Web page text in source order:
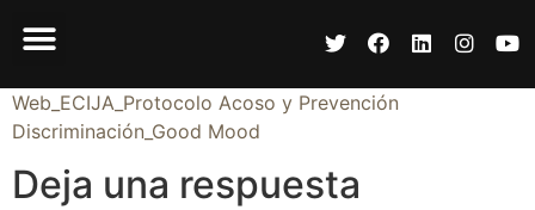
Web_ECIJA_Protocolo Acoso y Prevención
Discriminación_Good Mood
Deja una respuesta